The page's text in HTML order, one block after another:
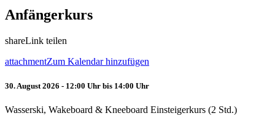
Anfängerkurs
shareLink teilen
attachmentZum Kalendar hinzufügen
30. August 2026 - 12:00 Uhr bis 14:00 Uhr
Wasserski, Wakeboard & Kneeboard Einsteigerkurs (2 Std.)